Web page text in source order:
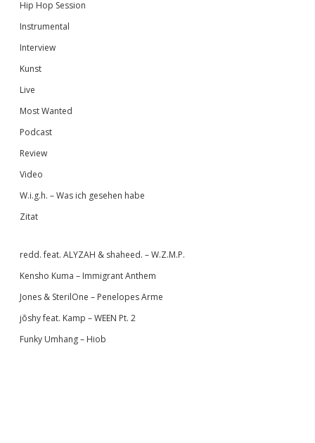
Hip Hop Session
Instrumental
Interview
Kunst
Live
Most Wanted
Podcast
Review
Video
W.i.g.h. – Was ich gesehen habe
Zitat
redd. feat. ALYZAH & shaheed. – W.Z.M.P.
Kensho Kuma – Immigrant Anthem
Jones & SterilOne – Penelopes Arme
jōshy feat. Kamp – WEEN Pt. 2
Funky Umhang – Hiob